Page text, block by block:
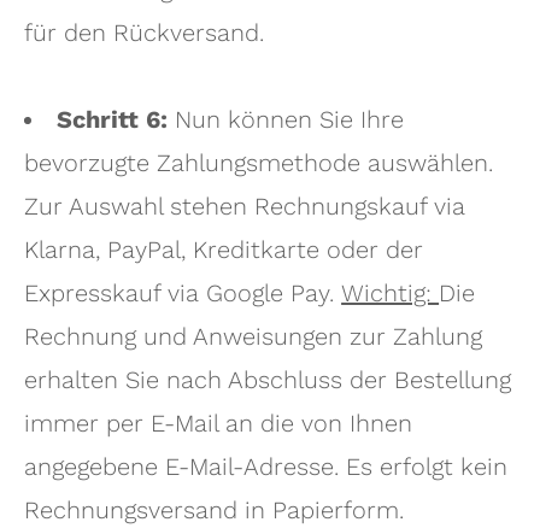
für den Rückversand.
Schritt 6: Nun können Sie Ihre
bevorzugte Zahlungsmethode auswählen.
Zur Auswahl stehen Rechnungskauf via
Klarna, PayPal, Kreditkarte oder der
Expresskauf via Google Pay.Wichtig: Die
Rechnung und Anweisungen zur Zahlung
erhalten Sie nach Abschluss der Bestellung
immer per E-Mail an die von Ihnen
angegebene E-Mail-Adresse. Es erfolgt kein
Rechnungsversand in Papierform.